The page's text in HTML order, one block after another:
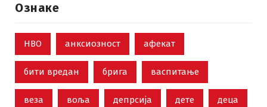
Ознаке
НВО анксиозност афекат
бити вредан брига васпитање
веза воља депрсија дете деца